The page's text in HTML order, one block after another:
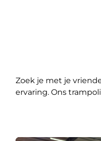
Zoek je met je
ervaring. Ons